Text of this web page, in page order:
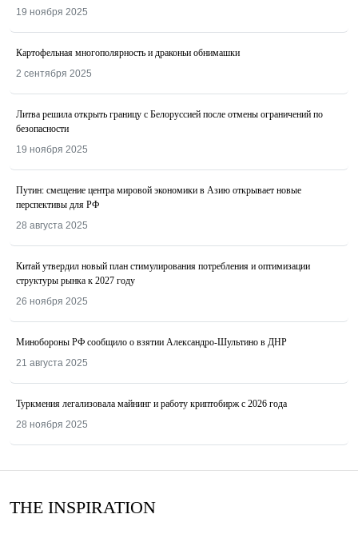
19 ноября 2025
Картофельная многополярность и драконьи обнимашки
2 сентября 2025
Литва решила открыть границу с Белоруссией после отмены ограничений по
безопасности
19 ноября 2025
Путин: смещение центра мировой экономики в Азию открывает новые
перспективы для РФ
28 августа 2025
Китай утвердил новый план стимулирования потребления и оптимизации
структуры рынка к 2027 году
26 ноября 2025
Минобороны РФ сообщило о взятии Александро-Шультино в ДНР
21 августа 2025
Туркмения легализовала майнинг и работу криптобирж с 2026 года
28 ноября 2025
THE INSPIRATION